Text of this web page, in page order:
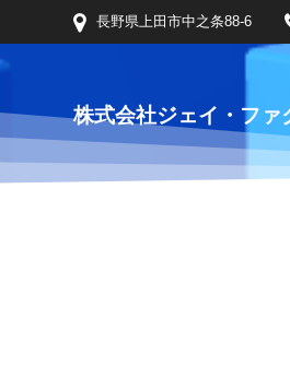
テ
ツ
へ
ス
長野県上田市中之条88-6
株式会社ジェイ・ファ